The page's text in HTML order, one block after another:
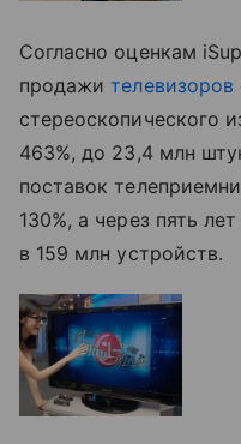
Согласно оценкам
продажителевизоров
стереоскопического
463%, до 23,4 млн
поставок
130%, а через пять
в 159 млн устройств.